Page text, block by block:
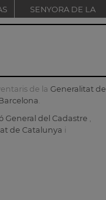
SENYORA DE LA
CONSOLACIÓ
de la Generalitat de
.
General del Cadastre ,
de Catalunya i